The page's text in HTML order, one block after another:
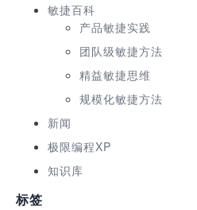
敏捷百科
产品敏捷实践
团队级敏捷方法
精益敏捷思维
规模化敏捷方法
新闻
极限编程XP
知识库
标签